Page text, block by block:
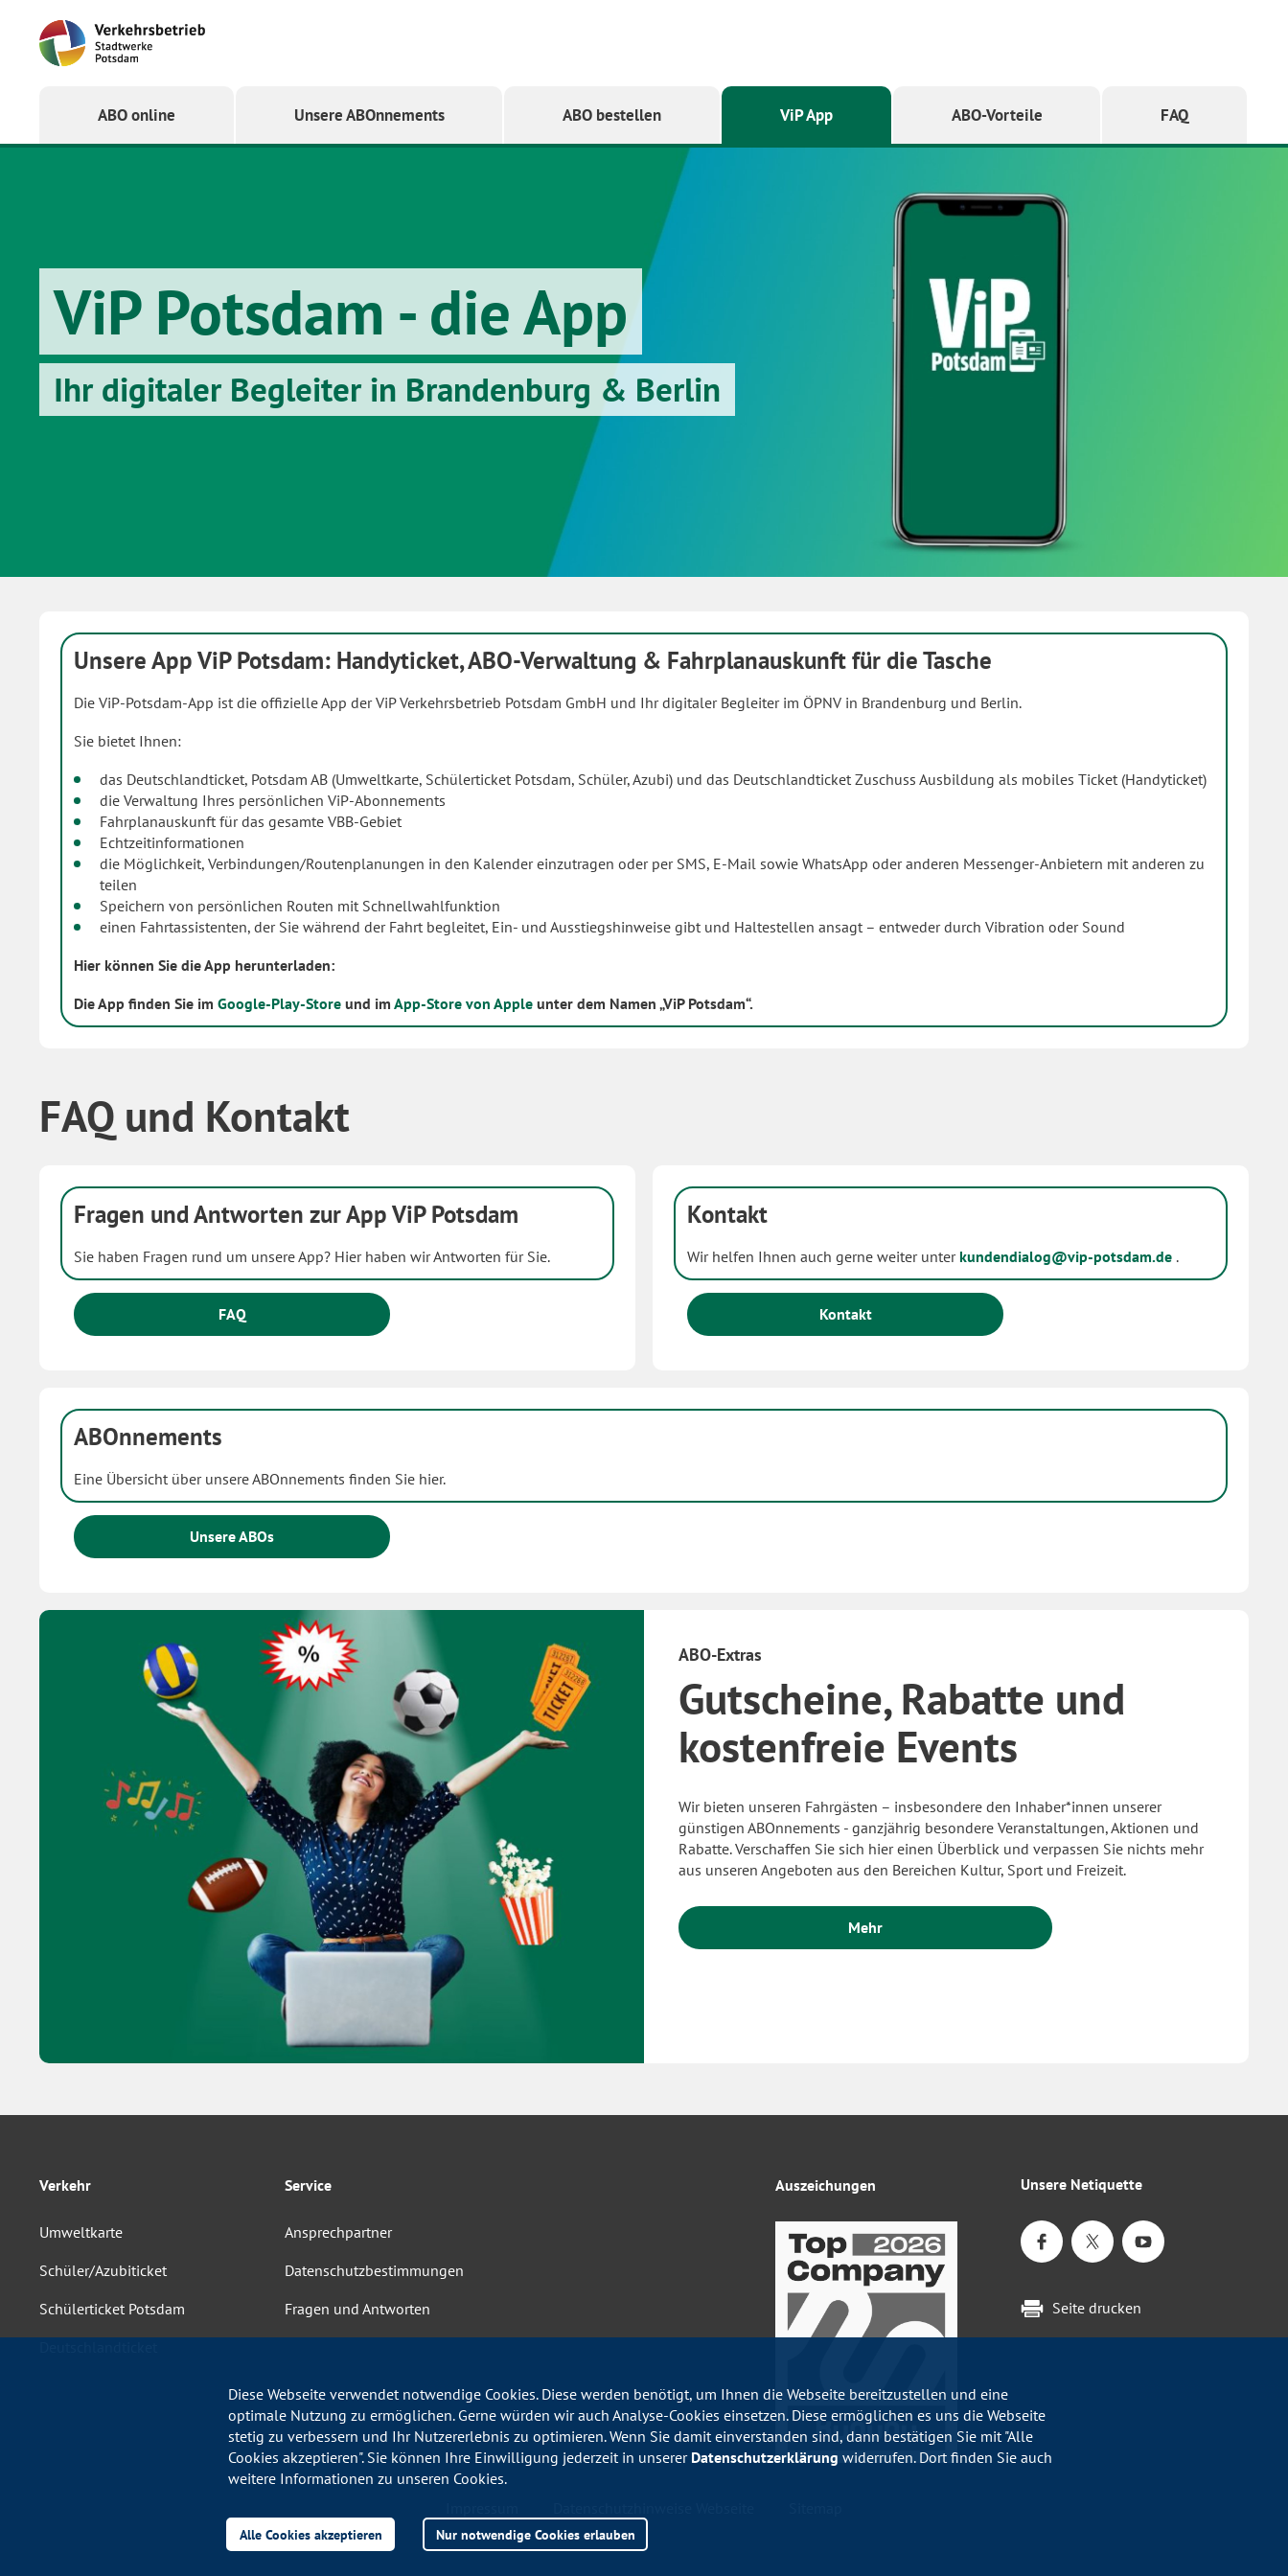
Startseite
ABO online Unsere ABOnnements ABO bestellen ViP App ABO-Vorteile FAQ
ViP Potsdam - die App
Ihr digitaler Begleiter in Brandenburg & Berlin
Unsere App ViP Potsdam: Handyticket, ABO-Verwaltung & Fahrplanauskunft für die Tasche
Die ViP-Potsdam-App ist die offizielle App der ViP Verkehrsbetrieb Potsdam GmbH und Ihr digitaler Begleiter im ÖPNV in Brandenburg und Berlin.
Sie bietet Ihnen:
das Deutschlandticket, Potsdam AB (Umweltkarte, Schülerticket Potsdam, Schüler, Azubi) und das Deutschlandticket Zuschuss Ausbildung als mobiles Ticket (Handyticket)
die Verwaltung Ihres persönlichen ViP-Abonnements
Fahrplanauskunft für das gesamte VBB-Gebiet
Echtzeitinformationen
die Möglichkeit, Verbindungen/Routenplanungen in den Kalender einzutragen oder per SMS, E-Mail sowie WhatsApp oder anderen Messenger-Anbietern mit anderen zu
teilen
Speichern von persönlichen Routen mit Schnellwahlfunktion
einen Fahrtassistenten, der Sie während der Fahrt begleitet, Ein- und Ausstiegshinweise gibt und Haltestellen ansagt – entweder durch Vibration oder Sound
Hier können Sie die App herunterladen:
Die App finden Sie im Google-Play-Store und im App-Store von Apple unter dem Namen „ViP Potsdam“.
FAQ und Kontakt
Fragen und Antworten zur App ViP Potsdam
Sie haben Fragen rund um unsere App? Hier haben wir Antworten für Sie.
FAQ
Kontakt
Wir helfen Ihnen auch gerne weiter unterkundendialog@vip-potsdam.de .
Kontakt
ABOnnements
Eine Übersicht über unsere ABOnnements finden Sie hier.
Unsere ABOs
ABO-Extras
Gutscheine, Rabatte und
kostenfreie Events
Wir bieten unseren Fahrgästen – insbesondere den Inhaber*innen unserer
günstigen ABOnnements - ganzjährig besondere Veranstaltungen, Aktionen und
Rabatte. Verschaffen Sie sich hier einen Überblick und verpassen Sie nichts mehr
aus unseren Angeboten aus den Bereichen Kultur, Sport und Freizeit.
Mehr
Verkehr
Umweltkarte
Schüler/Azubiticket
Schülerticket Potsdam
Service
Ansprechpartner
Datenschutzbestimmungen
Fragen und Antworten
Auszeichungen Unsere Netiquette
Seite drucken
Diese Webseite verwendet notwendige Cookies. Diese werden benötigt, um Ihnen die Webseite bereitzustellen und eine
optimale Nutzung zu ermöglichen. Gerne würden wir auch Analyse-Cookies einsetzen. Diese ermöglichen es uns die Webseite
stetig zu verbessern und Ihr Nutzererlebnis zu optimieren. Wenn Sie damit einverstanden sind, dann bestätigen Sie mit "Alle
Cookies akzeptieren". Sie können Ihre Einwilligung jederzeit in unserer Datenschutzerklärung widerrufen. Dort finden Sie auch
weitere Informationen zu unseren Cookies.
Alle Cookies akzeptieren Nur notwendige Cookies erlauben